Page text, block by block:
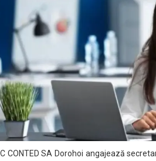
CONTED SA Dorohoi angajează